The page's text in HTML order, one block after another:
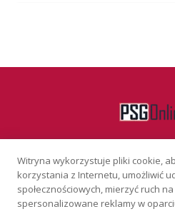
KONTAKT REKLAMA
Witryna wykorzystuje pliki cookie,
korzystania z Internetu, umożliwić
społecznościowych, mierzyć ruch
spersonalizowane reklamy w